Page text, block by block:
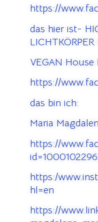
https://
das hier ist-
VEGAN House
https://
das bin ich:
Maria
https://
https:/
hl=en
https://